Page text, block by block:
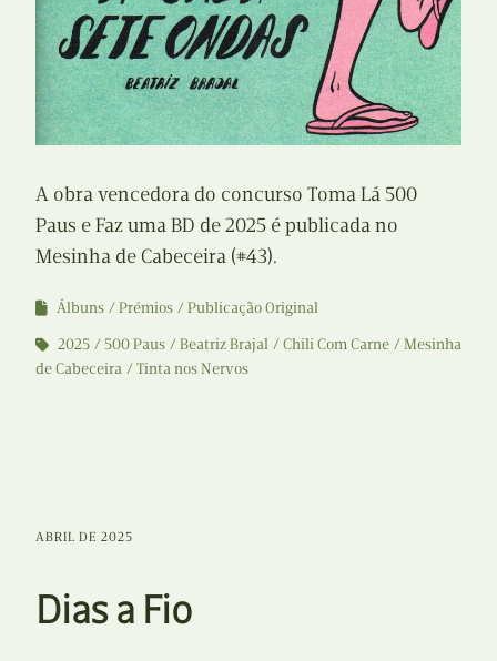
A obra vencedora do concurso Toma Lá 500
Paus e Faz uma BD de 2025 é publicada no
Mesinha de Cabeceira (#43).
Álbuns Prémios
Publicação Original
2025
500 Paus Beatriz Brajal Chili Com Carne
Mesinha
de Cabeceira
Tinta nos Nervos
ABRIL DE 2025
Dias a Fio